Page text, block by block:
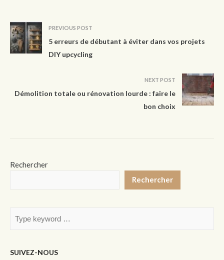
PREVIOUS POST
5 erreurs de débutant à éviter dans vos projets
DIY upcycling
NEXT POST
Démolition totale ou rénovation lourde : faire le
bon choix
Rechercher
Rechercher
SUIVEZ-NOUS